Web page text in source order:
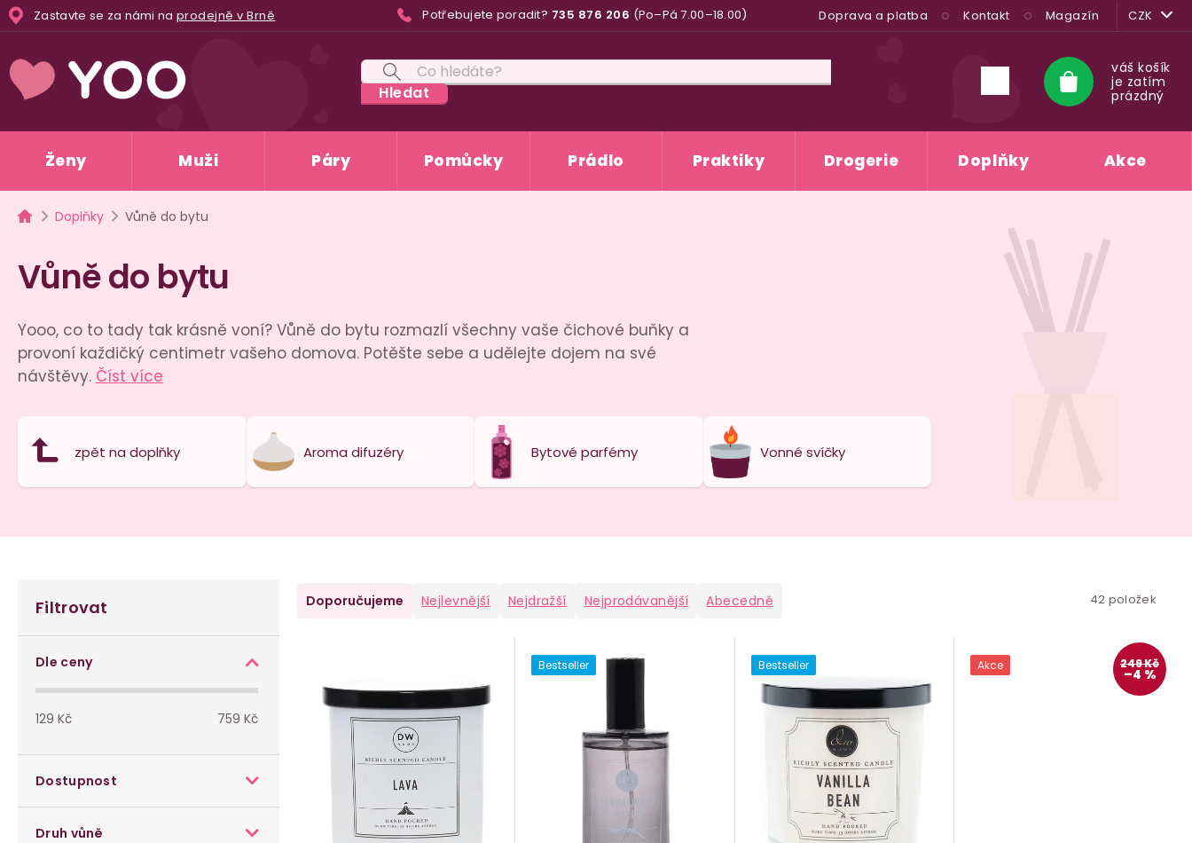
Přejít
na
Zastavte se za námi na prodejně v Brně Potřebujete poradit? 735 876 206 (Po–Pá 7.00–18.00) Doprava a platba Kontakt Magazín CZK
Hledat
Nákupní
košík
váš košík
je zatím
prázdný
Ženy Muži Páry Pomůcky Prádlo Praktiky Drogerie Doplňky Akce
Domů
Doplňky Vůně do bytu
Vůně do bytu
Yooo, co to tady tak krásně voní? Vůně do bytu rozmazlí všechny vaše čichové buňky a
provoní každičký centimetr vašeho domova. Potěšte sebe a udělejte dojem na své
návštěvy. Číst více
zpět na doplňky Aroma difuzéry Bytové parfémy Vonné svíčky
o
n
Filtrovat
Dle ceny
129 Kč 759 Kč
Dostupnost
Druh vůně
Ř
Doporučujeme Nejlevnější Nejdražší Nejprodávanější Abecedně 42 položek
Bestseller Bestseller Akce 249 Kč
–4 %